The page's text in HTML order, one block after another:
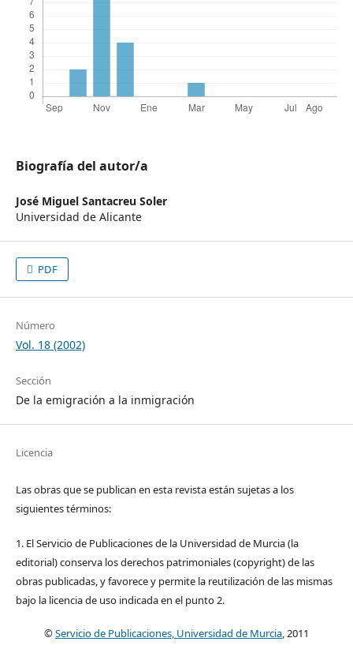
Biografía del autor/a
José Miguel Santacreu Soler
Universidad de Alicante
PDF
Número
Vol. 18 (2002)
Sección
De la emigración a la inmigración
Licencia
Las obras que se publican en esta revista están sujetas a los
siguientes términos:
1. El Servicio de Publicaciones de la Universidad de Murcia (la
editorial) conserva los derechos patrimoniales (copyright) de las
obras publicadas, y favorece y permite la reutilización de las mismas
bajo la licencia de uso indicada en el punto 2.
©Servicio de Publicaciones, Universidad de Murcia, 2011